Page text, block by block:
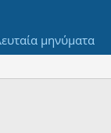
μηνύματα